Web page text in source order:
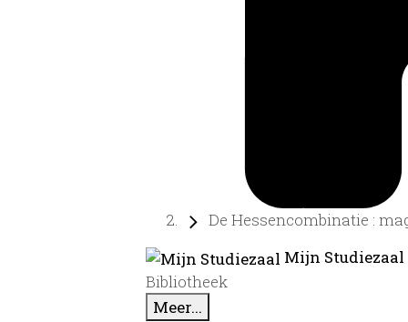
De Hessencombinatie :
Mijn
Bibliotheek
Meer...